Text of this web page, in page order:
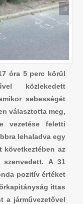
óra 5 perc körül
közlekedett
sebességét
választotta meg,
vezetése feletti
lehaladva egy
következtében az
A 31
pozitív értéket
ittas
a járművezetővel